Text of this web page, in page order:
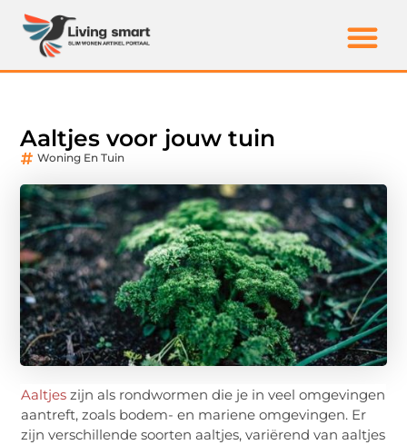
Aaltjes voor jouw tuin
Woning En Tuin
Aaltjes zijn als rondwormen die je in veel omgevingen
aantreft, zoals bodem- en mariene omgevingen. Er
zijn verschillende soorten aaltjes, variërend van aaltjes